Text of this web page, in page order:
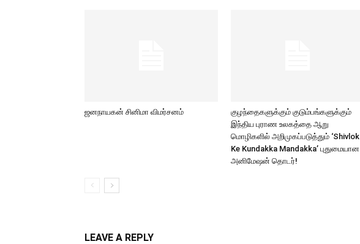
ஜனநாயகன் சினிமா விமர்சனம்
குழந்தைகளுக்கும் குடும்பங்களுக்கும்
இந்திய புராண உலகத்தை ஆறு
மொழிகளில் அறிமுகப்படுத்தும் ‘Shivlok
Ke Kundakka Mandakka’ புதுமையான
அனிமேஷன் தொடர்!
LEAVE A REPLY